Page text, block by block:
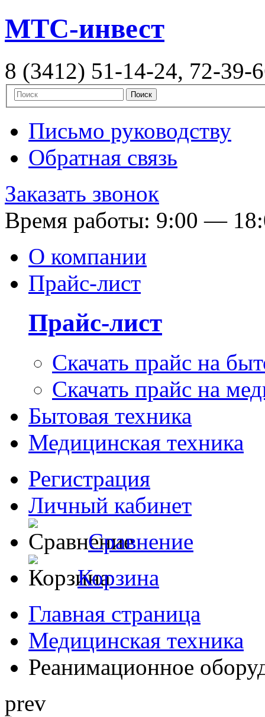
MTC-инвест
8 (3412) 51-14-24, 72-39-
Письмо руководству
Обратная связь
Заказать звонок
Время работы: 9:00 —
О компании
Прайс-лист
Прайс-лист
Скачать прайс на
Скачать прайс на
Бытовая техника
Медицинская техника
Регистрация
Личный кабинет
Сравнение
Корзина
Главная страница
Медицинская техника
Реанимационное
prev